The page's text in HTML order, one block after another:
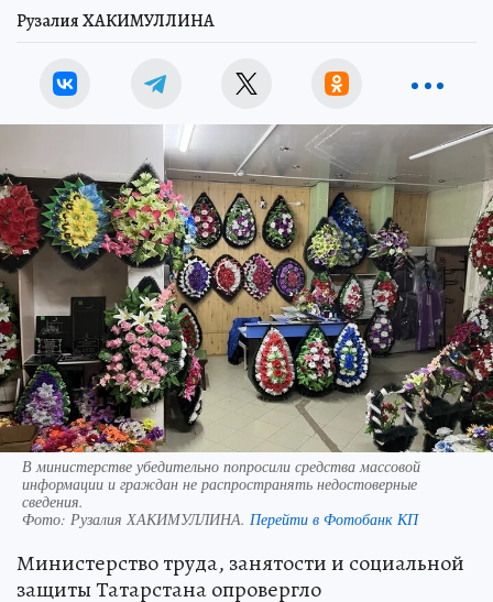
Рузалия ХАКИМУЛЛИНА
В министерстве убедительно попросили средства массовой
информации и граждан не распространять недостоверные
сведения.
Фото: Рузалия ХАКИМУЛЛИНА. Перейти в Фотобанк КП
Министерство труда, занятости и социальной
защиты Татарстана опровергло